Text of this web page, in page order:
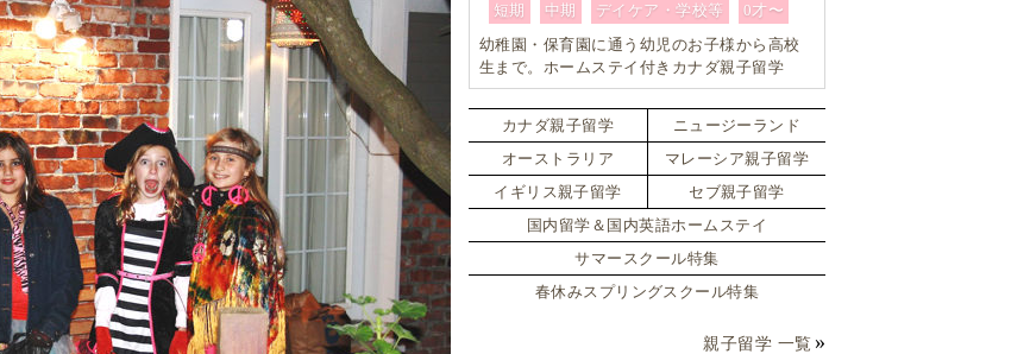
短期 中期 デイケア・学校等
0才〜
幼稚園・保育園に通う幼児のお子様から高校
生まで。ホームステイ付きカナダ親子留学
カナダ親子留学
ニュージーランド
オーストラリア
マレーシア親子留学
イギリス親子留学
セブ親子留学
国内留学＆国内英語ホームステイ
サマースクール特集
春休みスプリングスクール特集
親子留学 一覧